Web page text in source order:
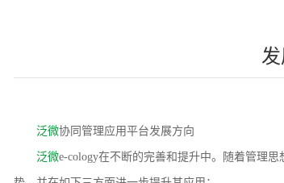
泛微协同管理应用平台发展方向
泛微e-cology在不断的完善和提升中。随着管理思